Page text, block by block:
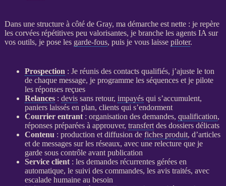
Dans une structure à côté de Gray, ma démarche est nette : je repère
les corvées répétitives peu valorisantes, je branche les agents IA sur
vos outils, je pose les garde-fous, puis je vous laisse piloter.
Prospection : Je réunis des contacts qualifiés, j’ajuste le ton
de chaque message, je programme les séquences et je pilote
les réponses reçues
Relances: devissans retour, impayésqui s’accumulent,
paniers laissés en plan, clients qui s’endorment
Courrier entrant: organisation des demandes, qualification,
réponses préparées à approuver, transfertdes dossiers délicats
Contenu : production et diffusion de fiches produit, d’articles
et de messages sur les réseaux, avec une relecture que je
garde sous contrôle avant publication
Service client: les demandes récurrentes gérées en
automatique, le suivi des commandes, les avis traités, avec
escalade humaine au besoin